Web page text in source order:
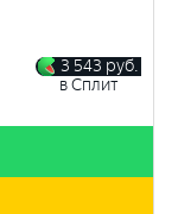
3 543 руб.
в Сплит